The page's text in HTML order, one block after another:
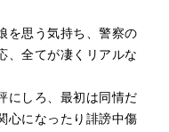
を思う気持ち、警察の
、全てが凄くリアルな
にしろ、最初は同情だ
心になったり誹謗中傷